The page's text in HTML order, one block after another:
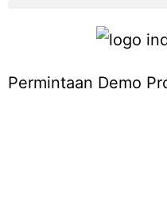
Permintaan Demo